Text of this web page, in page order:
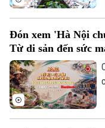
Đón xem 'Hà Nội
Từ di sản đến sức